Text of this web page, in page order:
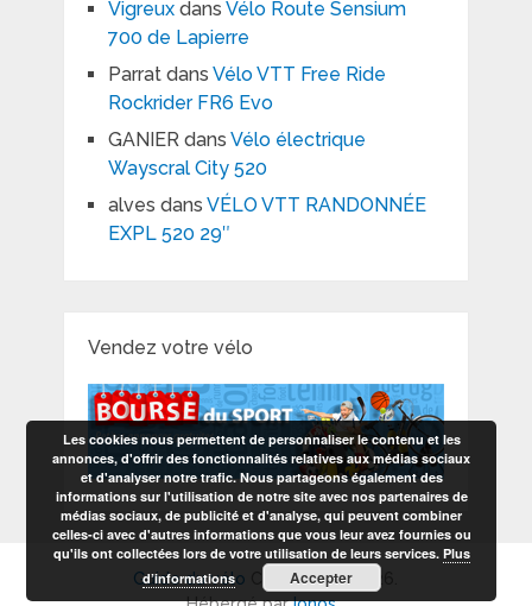
Vigreuxdans Vélo Route Sensium
700 de Lapierre
Parratdans Vélo VTT Free Ride
Rockrider FR6 Evo
GANIERdans Vélo électrique
Wayscral City 520
alves dans VÉLO VTT RANDONNÉE
EXPL 520 29″
Vendez votre vélo
Guide du vélo Copyright © 2026.
Les cookies nous permettent de personnaliser le contenu et les
annonces, d'offrir des fonctionnalités relatives aux médias sociaux
et d'analyser notre trafic. Nous partageons également des
informations sur l'utilisation de notre site avec nos partenaires de
médias sociaux, de publicité et d'analyse, qui peuvent combiner
celles-ci avec d'autres informations que vous leur avez fournies ou
qu'ils ont collectées lors de votre utilisation de leurs services. Plus
d’informations
Accepter